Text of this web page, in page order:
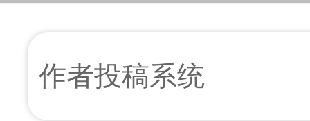
作者投稿系统